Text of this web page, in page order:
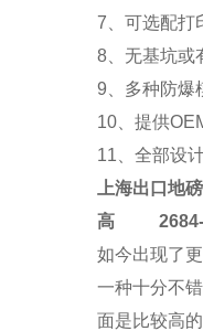
7、可选配打
8、无基坑或
9、多种防爆
10、提供
11、全部设
上海出口地磅
高2684-
如今出现了
一种十分不
面是比较高